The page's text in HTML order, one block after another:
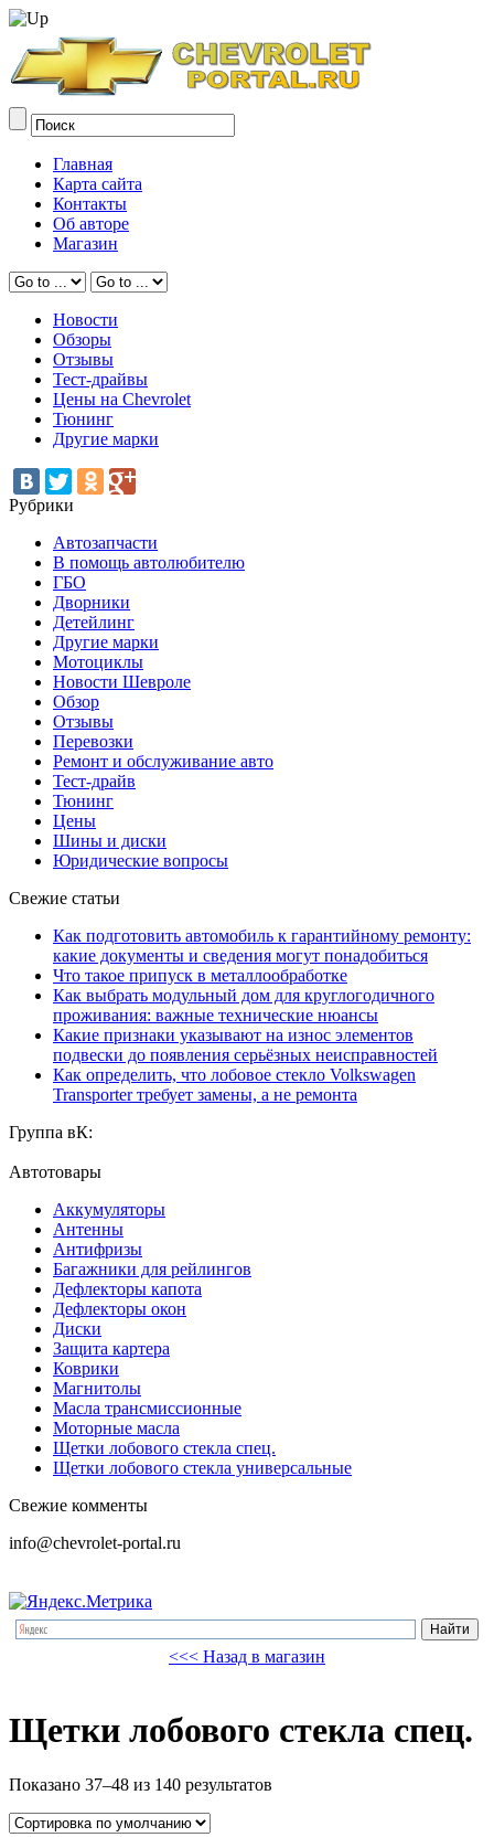
Главная
Карта сайта
Контакты
Об авторе
Магазин
Новости
Обзоры
Отзывы
Тест-драйвы
Цены на Chevrolet
Тюнинг
Другие марки
Рубрики
Автозапчасти
В помощь автолюбителю
ГБО
Дворники
Детейлинг
Другие марки
Мотоциклы
Новости Шевроле
Обзор
Отзывы
Перевозки
Ремонт и обслуживание авто
Тест-драйв
Тюнинг
Цены
Шины и диски
Юридические вопросы
Свежие статьи
Как подготовить автомобиль к гарантийному ремонту:
какие документы и сведения могут понадобиться
Что такое припуск в металлообработке
Как выбрать модульный дом для круглогодичного
проживания: важные технические нюансы
Какие признаки указывают на износ элементов
подвески до появления серьёзных неисправностей
Как определить, что лобовое стекло Volkswagen
Transporter требует замены, а не ремонта
Группа вК:
Автотовары
Аккумуляторы
Антенны
Антифризы
Багажники для рейлингов
Дефлекторы капота
Дефлекторы окон
Диски
Защита картера
Коврики
Магнитолы
Масла трансмиссионные
Моторные масла
Щетки лобового стекла спец.
Щетки лобового стекла универсальные
Свежие комменты
info@chevrolet-portal.ru
<<< Назад в магазин
Щетки лобового стекла спец.
Показано 37–48 из 140 результатов